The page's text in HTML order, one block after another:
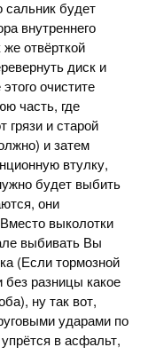
сальник будет
внутреннего
отвёрткой
диск и
очистите
часть, где
грязи и старой
и затем
втулку,
будет выбить
они
выколотки
выбивать Вы
(Если тормозной
без разницы какое
ну так вот,
ударами по
в асфальт,